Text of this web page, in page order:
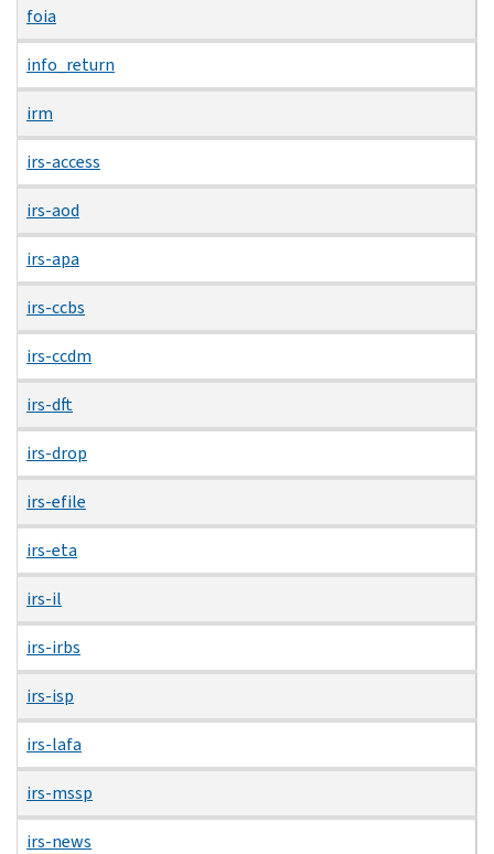
foia
info_return
irm
irs-access
irs-aod
irs-apa
irs-ccbs
irs-ccdm
irs-dft
irs-drop
irs-efile
irs-eta
irs-il
irs-irbs
irs-isp
irs-lafa
irs-mssp
irs-news